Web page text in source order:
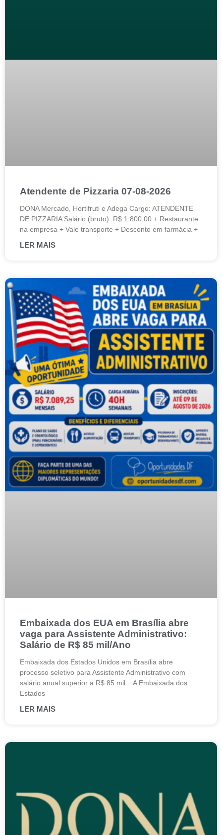
Atendente de Pizzaria 07-08-2026
DONA Mercado, Hortifruti e Adega Cargo: ATENDENTE
DE PIZZARIA Salário (bruto): R$ 1.800,00 + Restaurante
na empresa + Vale transporte + Desconto em farmácia +
LER MAIS
Embaixada dos EUA em Brasília abre
vaga para Assistente Administrativo:
Salário de R$ 85 mil/Ano
Embaixada dos Estados Unidos em Brasília abre
processo seletivo para Assistente Administrativo com
salário anual superior a R$ 85 mil. A Embaixada dos
Estados
LER MAIS